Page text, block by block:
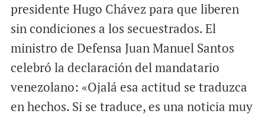
presidente Hugo Chávez para que liberen
sin condiciones a los secuestrados. El
ministro de Defensa Juan Manuel Santos
celebró la declaración del mandatario
venezolano: «Ojalá esa actitud se traduzca
en hechos. Si se traduce, es una noticia muy